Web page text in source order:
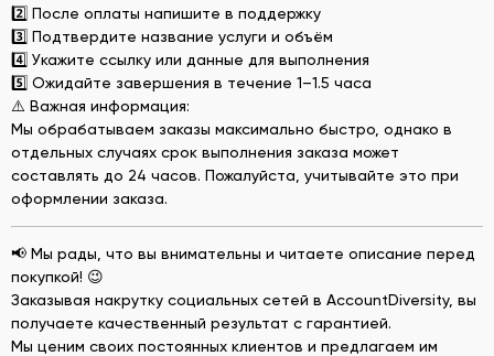
2️⃣ После оплаты напишите в поддержку
3️⃣ Подтвердите название услуги и объём
4️⃣ Укажите ссылку или данные для выполнения
5️⃣ Ожидайте завершения в течение 1–1.5 часа
⚠️ Важная информация:
Мы обрабатываем заказы максимально быстро, однако в
отдельных случаях срок выполнения заказа может
составлять до 24 часов. Пожалуйста, учитывайте это при
оформлении заказа.
📢 Мы рады, что вы внимательны и читаете описание перед
покупкой! 😉
Заказывая накрутку социальных сетей в AccountDiversity, вы
получаете качественный результат с гарантией.
Мы ценим своих постоянных клиентов и предлагаем им